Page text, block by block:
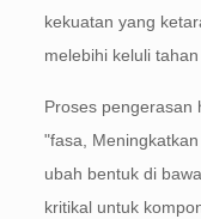
kekuatan yang
melebihi keluli
Proses pengerasan
"fasa,
ubah bentuk di
kritikal untuk